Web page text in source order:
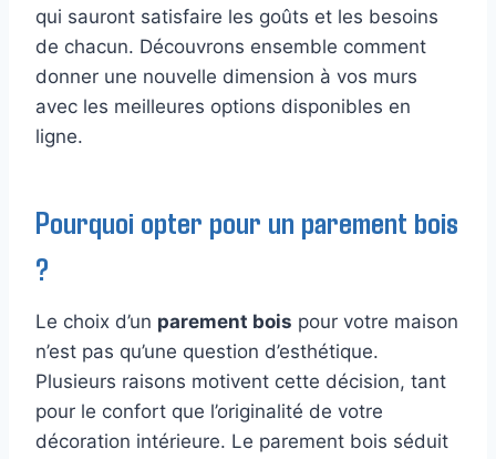
qui sauront satisfaire les goûts et les besoins
de chacun. Découvrons ensemble comment
donner une nouvelle dimension à vos murs
avec les meilleures options disponibles en
ligne.
Pourquoi opter pour un parement bois
?
Le choix d’un parement bois pour votre maison
n’est pas qu’une question d’esthétique.
Plusieurs raisons motivent cette décision, tant
pour le confort que l’originalité de votre
décoration intérieure. Le parement bois séduit